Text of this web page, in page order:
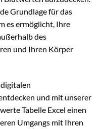
Grundlage für das
es ermöglicht, Ihre
des
und Ihren Körper
und mit unserer
Tabelle Excel einen
Umgangs mit Ihren